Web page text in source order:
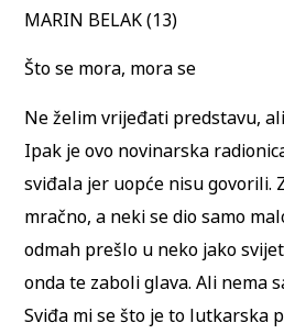
MARIN BELAK (13)
Što se mora, mora se
Ne želim vrijeđati predstavu,
Ipak je ovo novinarska
sviđala jer uopće nisu govorili.
mračno, a neki se dio samo
odmah prešlo u neko jako
onda te zaboli glava. Ali nema
Sviđa mi se što je to lutkarska